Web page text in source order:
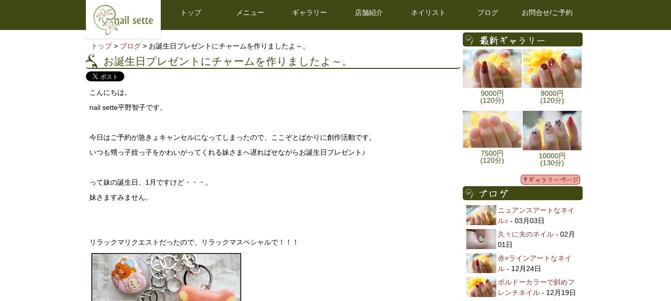
トップ メニュー ギャラリー 店舗紹介 ネイリスト ブログ お問合せ/ご予約
トップ> ブログ > お誕生日プレゼントにチャームを作りましたよ～。
お誕生日プレゼントにチャームを作りましたよ～。
こんにちは。
nail sette平野智子です。
今日はご予約が急きょキャンセルになってしまったので、ここぞとばかりに創作活動です。
いつも甥っ子姪っ子をかわいがってくれる妹さまへ遅ればせながらお誕生日プレゼント♪
って妹の誕生日、1月ですけど・・・。
妹さますみません。
リラックマリクエストだったので、リラックマスペシャルで！！！
9000円
(120分)
9000円
(120分)
7500円
(120分)
10000円
(130分)
ニュアンスアートなネイ
ル♪ - 03月03日
久々に夫のネイル - 02月
01日
赤×ラインアートなネイ
ル - 12月24日
ボルドーカラーで斜めフ
レンチネイル - 12月19日